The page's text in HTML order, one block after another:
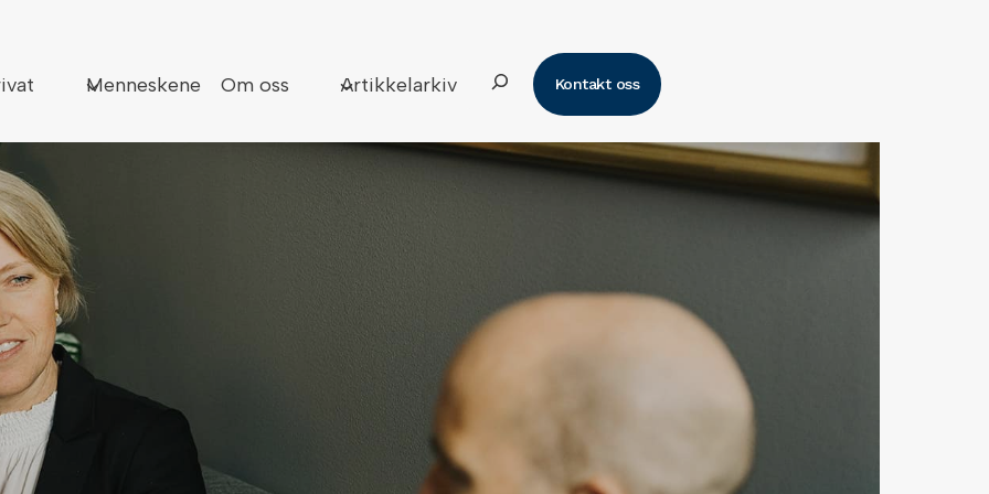
Menneskene Om oss Artikkelarkiv Søk Kontakt oss